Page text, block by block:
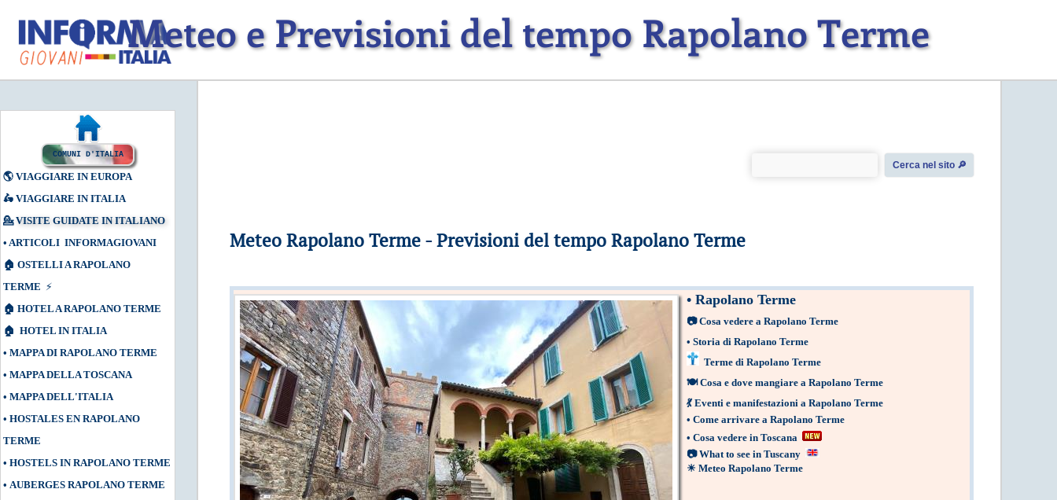
Meteo e Previsioni del tempo Rapolano Terme
COMUNI D'ITALIA
🌎 VIAGGIARE IN EUROPA
🛵 VIAGGIARE IN ITALIA
💁VISITE GUIDATE IN ITALIANO
• ARTICOLI INFORMAGIOVANI
🏠 OSTELLI A RAPOLANO
TERME ⚡
🏠 HOTEL A RAPOLANO TERME
🏠 HOTEL IN ITALIA
• MAPPA DI RAPOLANO TERME
• MAPPA DELLA TOSCANA
• MAPPA DELL'ITALIA
• HOSTALES EN RAPOLANO
TERME
• HOSTELS IN RAPOLANO TERME
• AUBERGES RAPOLANO TERME
Cerca nel sito 🔎︎
Meteo Rapolano Terme - Previsioni del tempo Rapolano Terme
• Rapolano Terme
📷 Cosa vedere a Rapolano Terme
• Storia di Rapolano Terme
Terme di Rapolano Terme
🍽 Cosa e dove mangiare a Rapolano Terme
💃 Eventi e manifestazioni a Rapolano Terme
• Come arrivare a Rapolano Terme
• Cosa vedere in Toscana
📷 What to see in Tuscany
☀ Meteo Rapolano Terme